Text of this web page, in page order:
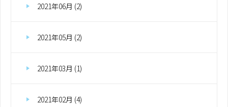
2021年06月 (2)
2021年05月 (2)
2021年03月 (1)
2021年02月 (4)